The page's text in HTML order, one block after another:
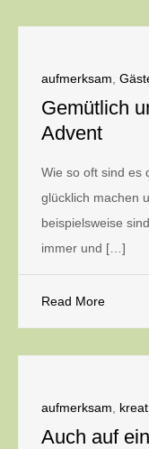
aufmerksam
Gemütlich
Advent
Wie so oft sind es
glücklich machen
beispielsweise
immer und […]
Read More
aufmerksam
Auch auf